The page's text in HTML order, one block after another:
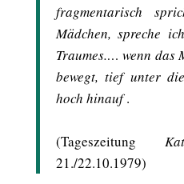
fragmentarisch
Mädchen, spreche
Traumes.… wenn das
bewegt, tief unter
hoch hinauf.
(Tageszeitung
21./22.10.1979)